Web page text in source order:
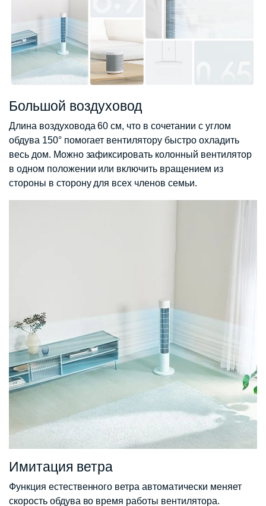
Большой воздуховод
Длина воздуховода 60 см, что в сочетании с углом
обдува 150° помогает вентилятору быстро охладить
весь дом. Можно зафиксировать колонный вентилятор
в одном положении или включить вращением из
стороны в сторону для всех членов семьи.
Имитация ветра
Функция естественного ветра автоматически меняет
скорость обдува во время работы вентилятора.